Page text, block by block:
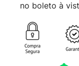
no boleto à